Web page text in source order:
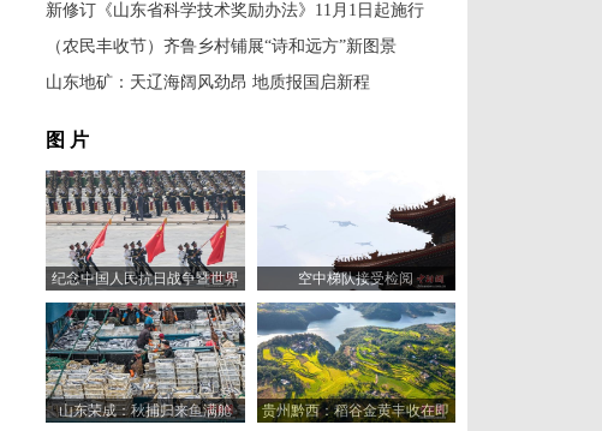
新修订《山东省科学技术奖励办法》11月1日起施行
（农民丰收节）齐鲁乡村铺展“诗和远方”新图景
山东地矿：天辽海阔风劲昂 地质报国启新程
图 片
纪念中国人民抗日战争暨世界
反法西斯战争胜利80周年大会
举行
空中梯队接受检阅
山东荣成：秋捕归来鱼满舱 贵州黔西：稻谷金黄丰收在即